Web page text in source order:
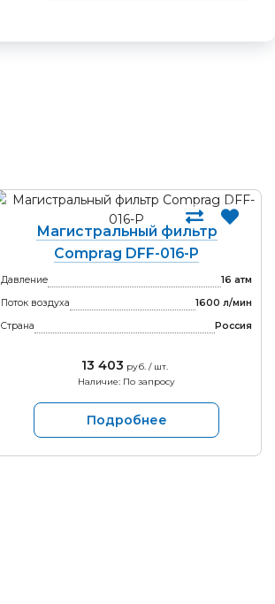
Магистральный фильтр
Comprag DFF-016-P
Давление
16 атм
Поток воздуха
1600 л/мин
Страна
Россия
13 403 руб. / шт.
Наличие: По запросу
Подробнее